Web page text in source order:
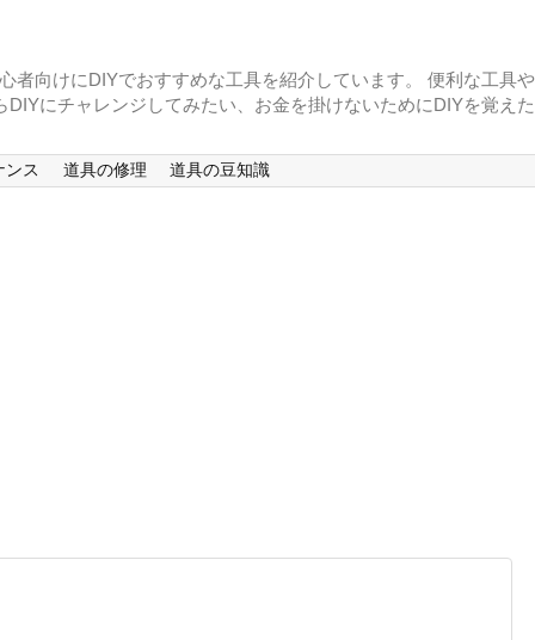
者向けにDIYでおすすめな工具を紹介しています。 便利な工具
にチャレンジしてみたい、お金を掛けないためにDIYを覚え
ンス 道具の修理 道具の豆知識